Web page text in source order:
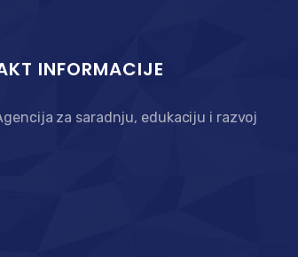
INFORMACIJE
za saradnju, edukaciju i razvoj